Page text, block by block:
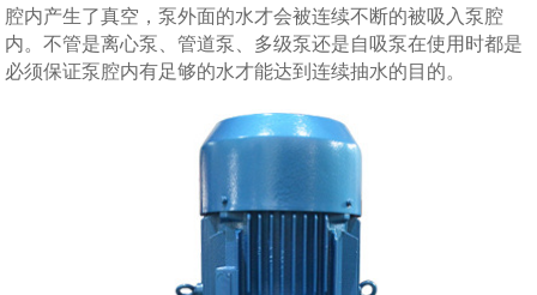
腔内产生了真空，泵外面的水才会被连续不断的被吸入泵腔
内。不管是离心泵、管道泵、多级泵还是自吸泵在使用时都是
必须保证泵腔内有足够的水才能达到连续抽水的目的。